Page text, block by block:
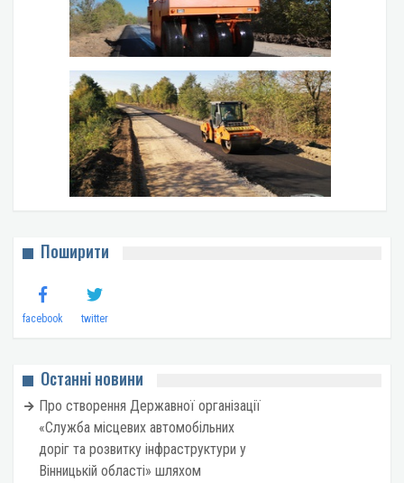
Поширити
facebook twitter
Останні новини
Про створення Державної організації
«Служба місцевих автомобільних
доріг та розвитку інфраструктури у
Вінницькій області» шляхом